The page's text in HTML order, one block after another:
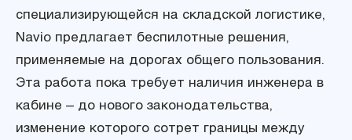
специализирующейся на складской логистике,
Navio предлагает беспилотные решения,
применяемые на дорогах общего пользования.
Эта работа пока требует наличия инженера в
кабине – до нового законодательства,
изменение которого сотрет границы между